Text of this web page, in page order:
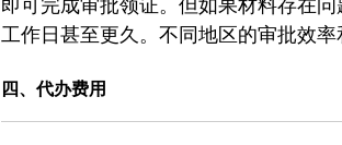
即可完成审批领证。但如果材料存在
工作日甚至更久。不同地区的审批效
四、代办费用